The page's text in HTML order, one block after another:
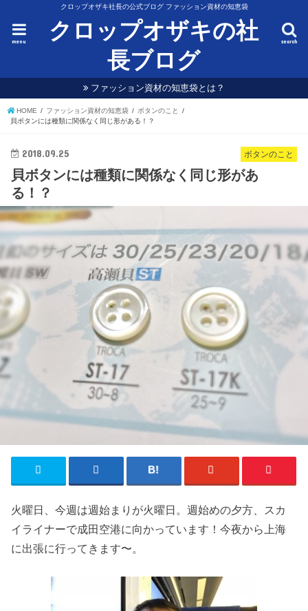
クロップオザキ社長の公式ブログ ファッション資材の知恵袋
クロップオザキの社
長ブログ
search
menu
ファッション資材の知恵袋とは？
HOME ファッション資材の知恵袋
ボタンのこと
貝ボタンには種類に関係なく同じ形がある！？
ボタンのこと
2018.09.25
貝ボタンには種類に関係なく同じ形があ
る！？
火曜日、今週は週始まりが火曜日。週始めの夕方、スカ
イライナーで成田空港に向かっています！今夜から上海
に出張に行ってきます〜。